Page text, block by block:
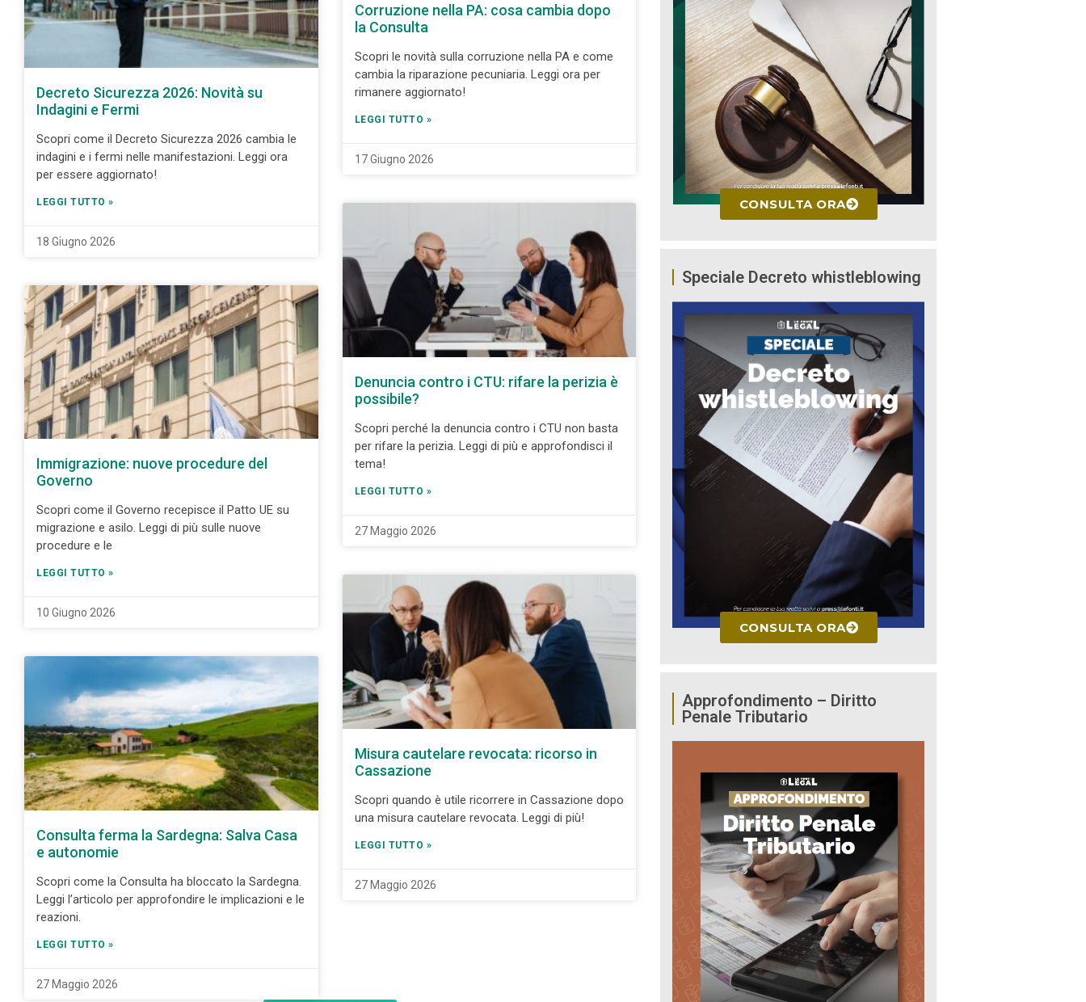
Decreto Sicurezza 2026: Novità su
Indagini e Fermi
Scopri come il Decreto Sicurezza 2026 cambia le
indagini e i fermi nelle manifestazioni. Leggi ora
per essere aggiornato!
LEGGI TUTTO »
18 Giugno 2026
Corruzione nella PA: cosa cambia dopo
la Consulta
Scopri le novità sulla corruzione nella PA e come
cambia la riparazione pecuniaria. Leggi ora per
rimanere aggiornato!
LEGGI TUTTO »
17 Giugno 2026
Immigrazione: nuove procedure del
Governo
Scopri come il Governo recepisce il Patto UE su
migrazione e asilo. Leggi di più sulle nuove
procedure e le
LEGGI TUTTO »
10 Giugno 2026
Denuncia contro i CTU: rifare la perizia è
possibile?
Scopri perché la denuncia contro i CTU non basta
per rifare la perizia. Leggi di più e approfondisci il
tema!
LEGGI TUTTO »
27 Maggio 2026
Consulta ferma la Sardegna: Salva Casa
e autonomie
Scopri come la Consulta ha bloccato la Sardegna.
Leggi l’articolo per approfondire le implicazioni e le
reazioni.
LEGGI TUTTO »
27 Maggio 2026
Misura cautelare revocata: ricorso in
Cassazione
Scopri quando è utile ricorrere in Cassazione dopo
una misura cautelare revocata. Leggi di più!
LEGGI TUTTO »
27 Maggio 2026
CONSULTA ORA
Speciale Decreto whistleblowing
CONSULTA ORA
Approfondimento – Diritto
Penale Tributario